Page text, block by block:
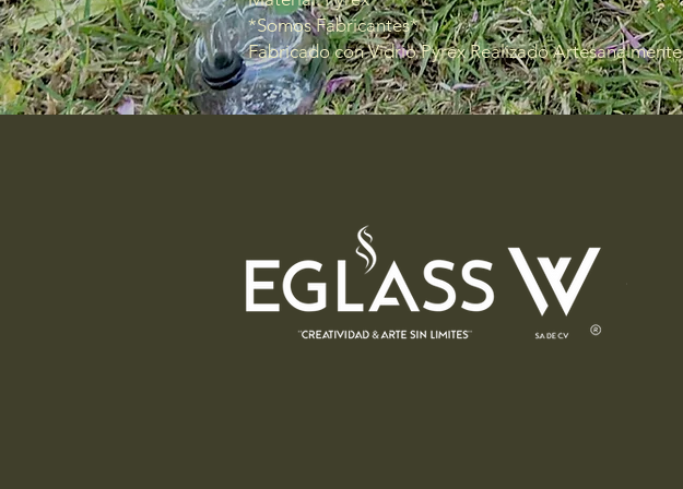
*Somos Fabricantes*
Fabricado con Vidrio Pyrex Realizado Artesanalmente